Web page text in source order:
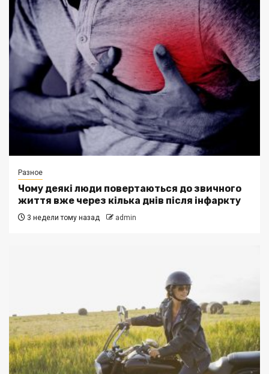
Разное
Чому деякі люди повертаються до звичного
життя вже через кілька днів після інфаркту
3 недели тому назад admin